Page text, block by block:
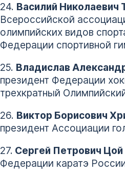
24. Василий Николаевич
Всероссийской
олимпийских видов
Федерации спортивной
25. Владислав
президент Федерации
трехкратный
26. Виктор Борисович
президент Ассоциации
27. Сергей Петрович Цой
Федерации каратэ